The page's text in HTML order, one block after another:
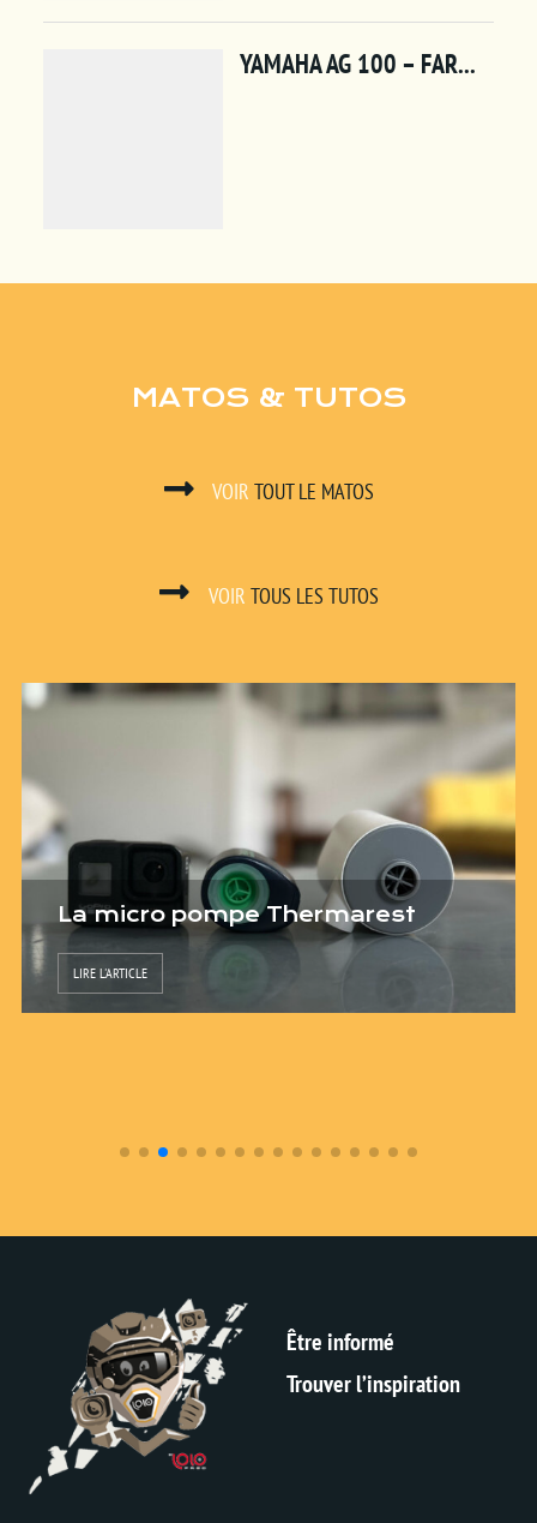
MATOS & TUTOS
VOIR TOUT LE MATOS
VOIR TOUS LES TUTOS
La micro pompe Thermarest
LIRE L'ARTICLE
Être informé
Trouver l’inspiration